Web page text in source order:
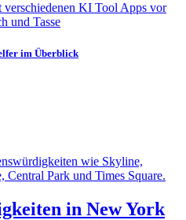
im Überblick
in New York